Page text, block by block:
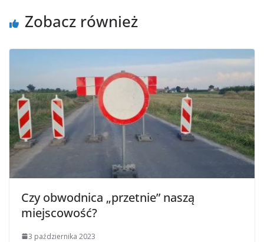
Zobacz również
Czy obwodnica „przetnie” naszą
miejscowość?
3 października 2023